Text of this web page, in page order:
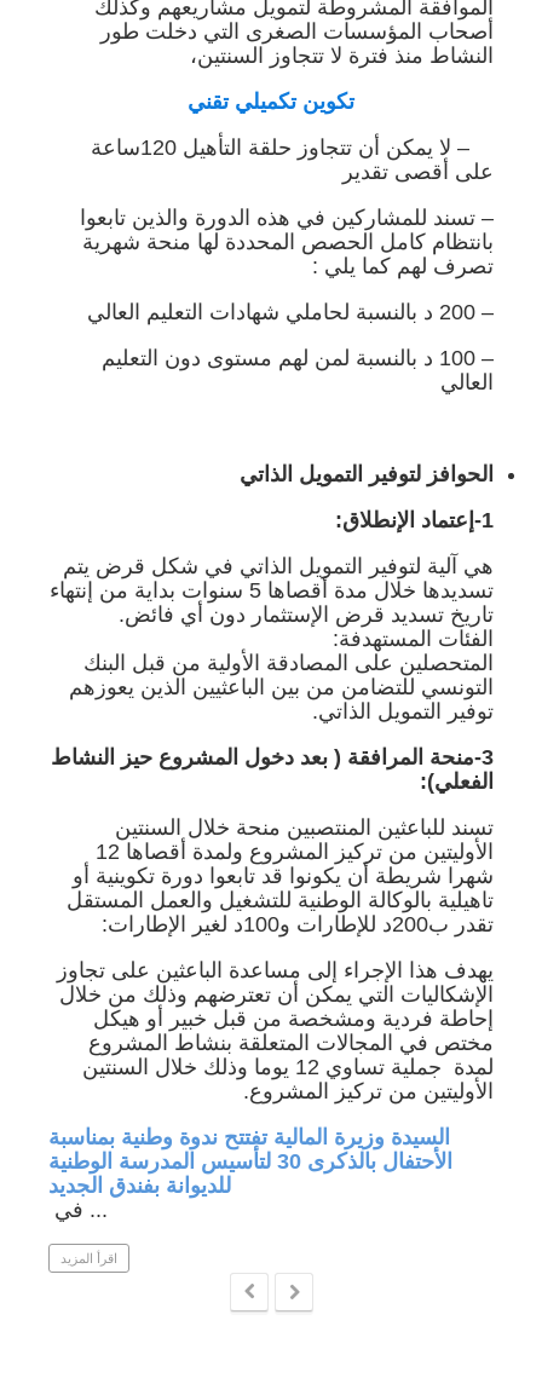
الموافقة المشروطة لتمويل مشاريعهم وكذلك
أصحاب المؤسسات الصغرى التي دخلت طور
النشاط منذ فترة لا تتجاوز السنتين،
تكوين تكميلي تقني
– لا يمكن أن تتجاوز حلقة التأهيل 120ساعة
على أقصى تقدير
– تسند للمشاركين في هذه الدورة والذين تابعوا
بانتظام كامل الحصص المحددة لها منحة شهرية
تصرف لهم كما يلي :
– 200 د بالنسبة لحاملي شهادات التعليم العالي
– 100 د بالنسبة لمن لهم مستوى دون التعليم
العالي
الحوافز لتوفير التمويل الذاتي
1-إعتماد الإنطلاق:
هي آلية لتوفير التمويل الذاتي في شكل قرض يتم
تسديدها خلال مدة أقصاها 5 سنوات بداية من إنتهاء
تاريخ تسديد قرض الإستثمار دون أي فائض.
الفئات المستهدفة:
المتحصلين على المصادقة الأولية من قبل البنك
التونسي للتضامن من بين الباعثيين الذين يعوزهم
توفير التمويل الذاتي.
3-منحة المرافقة ( بعد دخول المشروع حيز النشاط
الفعلي):
تسند للباعثين المنتصبين منحة خلال السنتين
الأوليتين من تركيز المشروع ولمدة أقصاها 12
شهرا شريطة أن يكونوا قد تابعوا دورة تكوينية أو
تاهيلية بالوكالة الوطنية للتشغيل والعمل المستقل
تقدر ب200د للإطارات و100د لغير الإطارات:
يهدف هذا الإجراء إلى مساعدة الباعثين على تجاوز
الإشكاليات التي يمكن أن تعترضهم وذلك من خلال
إحاطة فردية ومشخصة من قبل خبير أو هيكل
مختص في المجالات المتعلقة بنشاط المشروع
لمدة جملية تساوي 12 يوما وذلك خلال السنتين
الأوليتين من تركيز المشروع.
السيدة وزيرة المالية تفتتح ندوة وطنية بمناسبة
الأحتفال بالذكرى 30 لتأسيس المدرسة الوطنية
للديوانة بفندق الجديد
في ...
اقرأ المزيد